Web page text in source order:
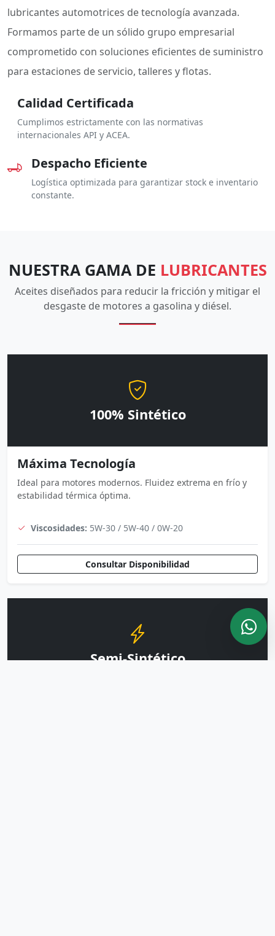
lubricantes automotrices de tecnología avanzada.
Formamos parte de un sólido grupo empresarial
comprometido con soluciones eficientes de suministro
para estaciones de servicio, talleres y flotas.
Calidad Certificada
Cumplimos estrictamente con las normativas
internacionales API y ACEA.
Despacho Eficiente
Logística optimizada para garantizar stock e inventario
constante.
NUESTRA GAMA DE LUBRICANTES
Aceites diseñados para reducir la fricción y mitigar el
desgaste de motores a gasolina y diésel.
100% Sintético
Máxima Tecnología
Ideal para motores modernos. Fluidez extrema en frío y
estabilidad térmica óptima.
Viscosidades: 5W-30 / 5W-40 / 0W-20
Consultar Disponibilidad
Semi-Sintético